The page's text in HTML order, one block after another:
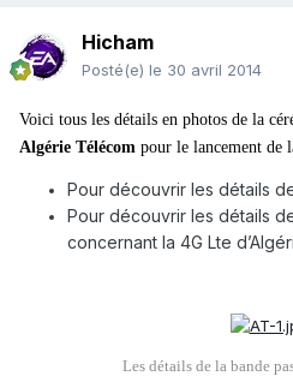
Hicham
Posté(e) le 30 avril 2014
Voici tous les détails en photos de la
Algérie Télécom pour le lancement de
Pour découvrir les détails
Pour découvrir les détails
concernant la 4G Lte
Les détails de la bande